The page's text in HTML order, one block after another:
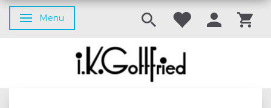
Skifte navigation
Menu